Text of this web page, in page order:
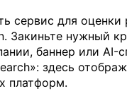
сервис для
Закиньте нужный
баннер или AI-
здесь
платформ.